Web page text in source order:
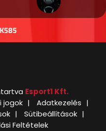
Esport1 Kft.
jogok
Adatkezelés
Sütibeállítások
Feltételek